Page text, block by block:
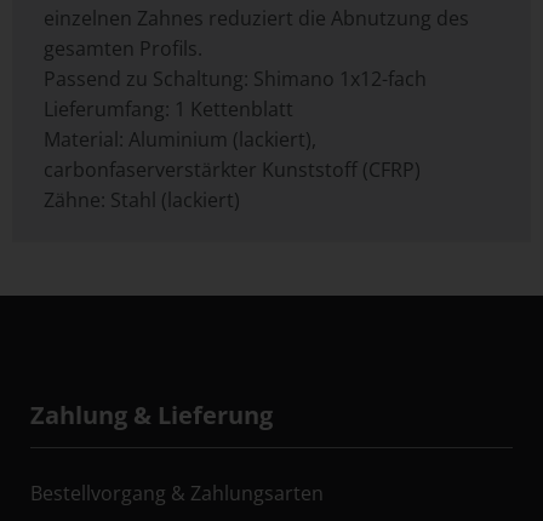
einzelnen Zahnes reduziert die Abnutzung des
gesamten Profils.
Passend zu Schaltung: Shimano 1x12-fach
Lieferumfang: 1 Kettenblatt
Material: Aluminium (lackiert),
carbonfaserverstärkter Kunststoff (CFRP)
Zähne: Stahl (lackiert)
Zahlung & Lieferung
Bestellvorgang & Zahlungsarten